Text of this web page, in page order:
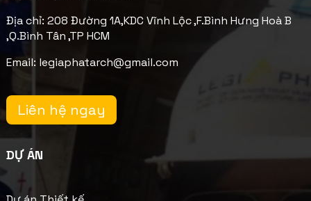
Địa chỉ: 208 Đường 1A,KDC Vĩnh Lộc ,F.Bình Hưng Hoà B
,Q.Bình Tân ,TP HCM
Email: legiaphatarch@gmail.com
Liên hệ ngay
DỰ ÁN